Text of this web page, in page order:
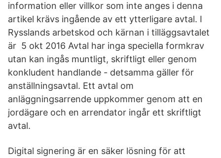
information eller villkor som inte anges i denna
artikel krävs ingående av ett ytterligare avtal. I
Rysslands arbetskod och kärnan i tilläggsavtalet
är 5 okt 2016 Avtal har inga speciella formkrav
utan kan ingås muntligt, skriftligt eller genom
konkludent handlande - detsamma gäller för
anställningsavtal. Ett avtal om
anläggningsarrende uppkommer genom att en
jordägare och en arrendator ingår ett skriftligt
avtal.
Digital signering är en säker lösning för att